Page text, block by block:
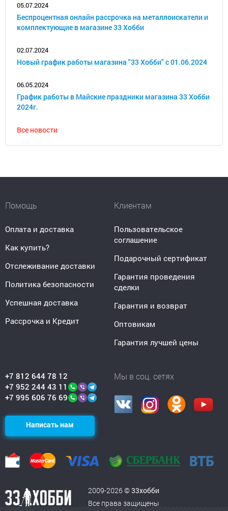
05.07.2024
Беспроцентная онлайн рассрочка на металлоискатели и
комплектующие в магазине 33 Хобби
02.07.2024
Новый график работы магазина "33 Хобби" с 01.06.2024
06.05.2024
График работы в Майские праздники магазина 33 Хобби
2024г.
Все новости
Помощь
Оплата и доставка
Как купить?
Отслеживание доставки
Политика безопасности
Успешная доставка
Рассрочка и Кредит
Клиентам
Пользовательское
соглашение
Подарочный сертификат
Гарантия проведения
сделки
Гарантия и возврат
Оптовикам
Гарантия лучшей цены
+7 812 644 78 12
+7 952 244 43 11
+7 995 606 76 69
Написать нам
Мы в соц. сетях
2009-2026 ©33хобби
Все права защищены